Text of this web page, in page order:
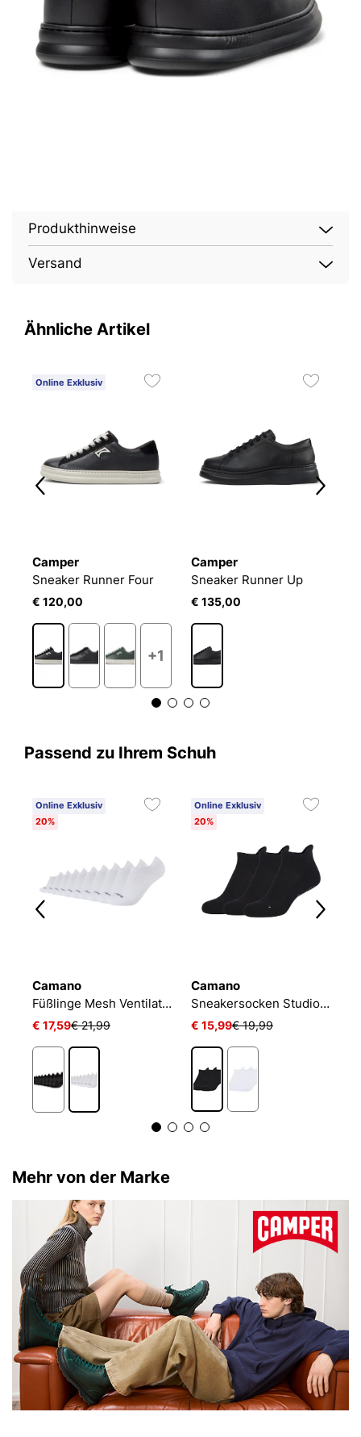
Produkthinweise
Versand
Ähnliche Artikel
Online Exklusiv
Camper
Sneaker Runner Four
€ 120,00
+1
Camper
Sneaker Runner Up
€ 135,00
Passend zu Ihrem Schuh
Online Exklusiv
20%
Camano
Füßlinge Mesh Ventilation
€ 17,59€ 21,99
Online Exklusiv
20%
Camano
Sneakersocken Studio-Line Pilates und Yoga
€ 15,99€ 19,99
Mehr von der Marke